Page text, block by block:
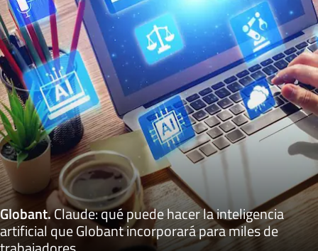
Globant.Claude: qué puede hacer la inteligencia
artificial que Globant incorporará para miles de